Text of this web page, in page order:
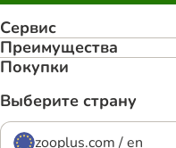
Сервис
Преимуществa
Покупки
Выберите страну
zooplus.com / en